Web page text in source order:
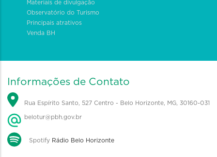
Materiais de divulgação
Observatório do Turismo
Principais atrativos
Venda BH
Informações de Contato
Rua Espírito Santo, 527 Centro - Belo Horizonte, MG, 30160-031
belotur@pbh.gov.br
Spotify Rádio Belo Horizonte